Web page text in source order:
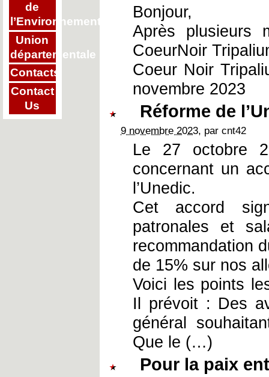
de
l’Environnement
Union
départementale
Contacts
Contact
Us
Bonjour,
Après plusieurs
CoeurNoir
Coeur Noir
novembre 2023
Réforme de
9 novembre 2023, par cnt42
Le 27 octobre
concernant un
l’Unedic.
Cet accord
patronales et
recommandation
de 15% sur nos
Voici les points
Il prévoit : Des
général
Que le (…)
Pour la paix